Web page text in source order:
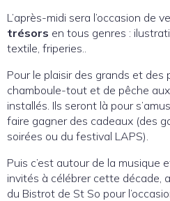
L’après-midi sera l’occasion de
trésors en tous genres :
textile, friperies..
Pour le plaisir des grands et
chamboule-tout et de pêche
installés. Ils seront là pour
faire gagner des cadeaux (des
soirées ou du festival LAPS).
Puis c’est autour de la musique
invités à célébrer cette décade,
du Bistrot de St So pour